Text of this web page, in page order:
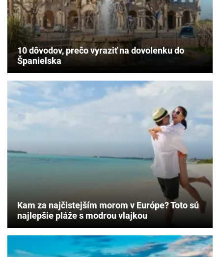
za
výlet
počas
dovolenky
na
Malorke.
10 dôvodov, prečo vyraziť na dovolenku do
Španielska
Kam za najčistejším morom v Európe? Toto sú
najlepšie pláže s modrou vlajkou